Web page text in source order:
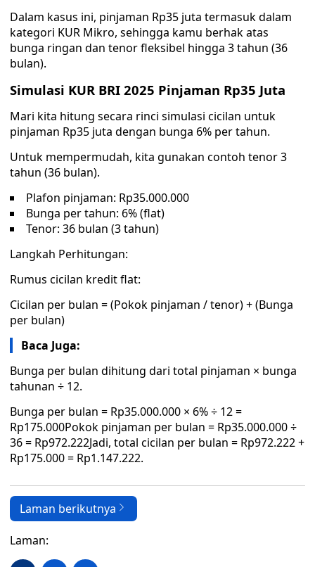
Dalam kasus ini, pinjaman Rp35 juta termasuk dalam
kategori KUR Mikro, sehingga kamu berhak atas
bunga ringan dan tenor fleksibel hingga 3 tahun (36
bulan).
Simulasi KUR BRI 2025 Pinjaman Rp35 Juta
Mari kita hitung secara rinci simulasi cicilan untuk
pinjaman Rp35 juta dengan bunga 6% per tahun.
Untuk mempermudah, kita gunakan contoh tenor 3
tahun (36 bulan).
Plafon pinjaman: Rp35.000.000
Bunga per tahun: 6% (flat)
Tenor: 36 bulan (3 tahun)
Langkah Perhitungan:
Rumus cicilan kredit flat:
Cicilan per bulan = (Pokok pinjaman / tenor) + (Bunga
per bulan)
Baca Juga:
Bunga per bulan dihitung dari total pinjaman × bunga
tahunan ÷ 12.
Bunga per bulan = Rp35.000.000 × 6% ÷ 12 =
Rp175.000Pokok pinjaman per bulan = Rp35.000.000 ÷
36 = Rp972.222Jadi, total cicilan per bulan = Rp972.222 +
Rp175.000 = Rp1.147.222.
Laman berikutnya
Laman: